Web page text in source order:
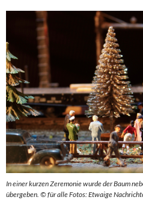
In einer kurzen Zeremonie wurde der Baum
übergeben. © für alle Fotos: Etwaige